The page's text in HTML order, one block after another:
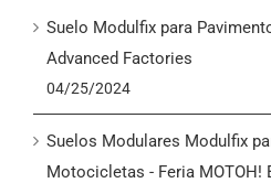
Productos
Suelo Modulfix para
Advanced Factories
04/25/2024
Suelos Modulares Modulfix
Motocicletas - Feria MOTOH!